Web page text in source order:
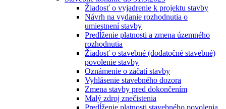
Žiadosť o vyjadrenie k projektu stavby
Návrh na vydanie rozhodnutia o
umiestnení stavby
Predĺženie platnosti a zmena územného
rozhodnutia
Žiadosť o stavebné (dodatočné stavebné)
povolenie stavby
Oznámenie o začatí stavby
Vyhlásenie stavebného dozora
Zmena stavby pred dokončením
Malý zdroj znečistenia
Predĺženie platnosti stavebného povolenia